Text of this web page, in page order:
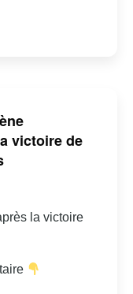
victoire de
la victoire